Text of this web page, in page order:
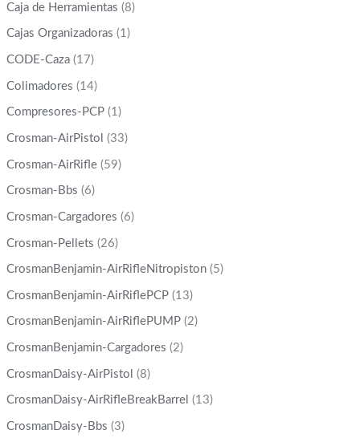
Caja de Herramientas (8)
Cajas Organizadoras (1)
CODE-Caza (17)
Colimadores (14)
Compresores-PCP (1)
Crosman-AirPistol (33)
Crosman-AirRifle (59)
Crosman-Bbs (6)
Crosman-Cargadores (6)
Crosman-Pellets (26)
CrosmanBenjamin-AirRifleNitropiston (5)
CrosmanBenjamin-AirRiflePCP (13)
CrosmanBenjamin-AirRiflePUMP (2)
CrosmanBenjamin-Cargadores (2)
CrosmanDaisy-AirPistol (8)
CrosmanDaisy-AirRifleBreakBarrel (13)
CrosmanDaisy-Bbs (3)